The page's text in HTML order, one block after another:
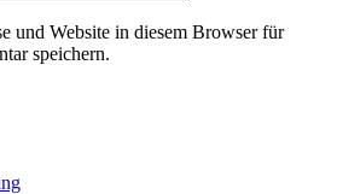
und Website in diesem Browser für
speichern.